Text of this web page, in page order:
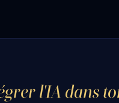
l'IA dans